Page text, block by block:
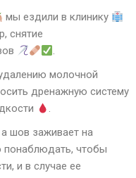
мы ездили в клинику
снятие
.
молочной
дренажную систему
.
шов заживает на
понаблюдать, чтобы
и в случае ее